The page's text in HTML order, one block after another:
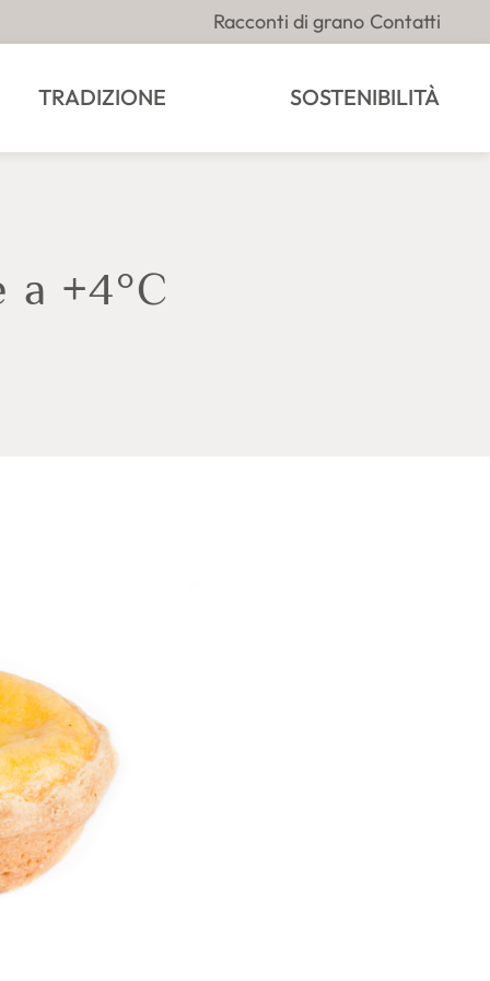
Racconti di grano Contatti
TRADIZIONE SOSTENIBILITÀ
a +4°C